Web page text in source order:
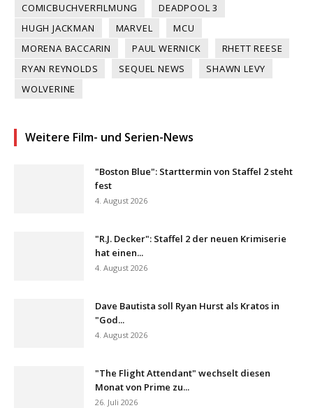
COMICBUCHVERFILMUNG
DEADPOOL 3
HUGH JACKMAN
MARVEL
MCU
MORENA BACCARIN
PAUL WERNICK
RHETT REESE
RYAN REYNOLDS
SEQUEL NEWS
SHAWN LEVY
WOLVERINE
Weitere Film- und Serien-News
"Boston Blue": Starttermin von Staffel 2 steht
fest
4. August 2026
"R.J. Decker": Staffel 2 der neuen Krimiserie
hat einen...
4. August 2026
Dave Bautista soll Ryan Hurst als Kratos in
"God...
4. August 2026
"The Flight Attendant" wechselt diesen
Monat von Prime zu...
26. Juli 2026